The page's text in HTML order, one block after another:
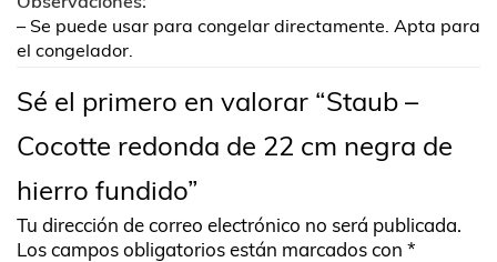
– Se puede usar para congelar directamente. Apta para
el congelador.
Sé el primero en valorar “Staub –
Cocotte redonda de 22 cm negra de
hierro fundido”
Tu dirección de correo electrónico no será publicada.
Los campos obligatorios están marcados con *